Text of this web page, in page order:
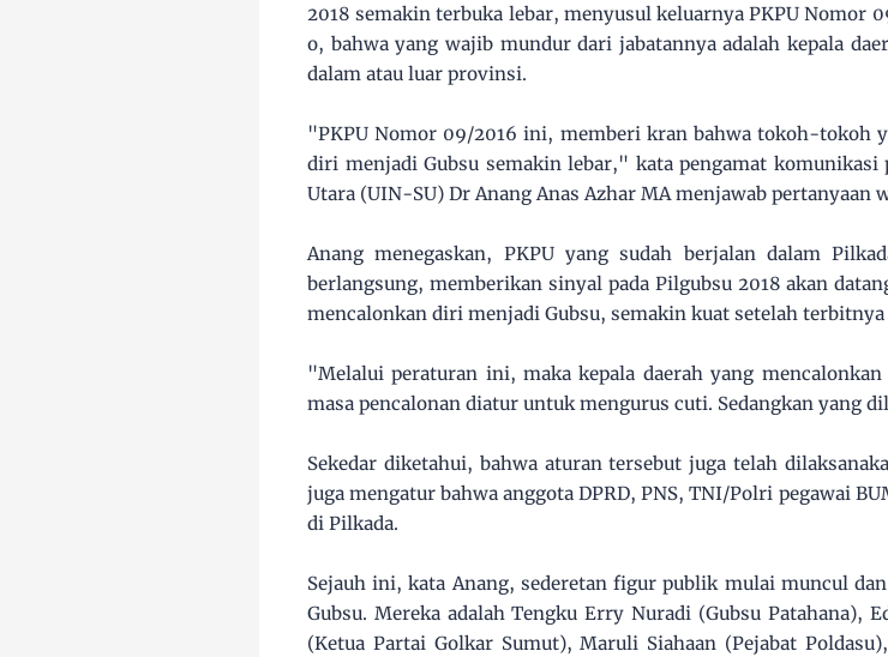
2018 semakin terbuka lebar, menyusul keluarnya PKPU Nomor
o, bahwa yang wajib mundur dari jabatannya adalah kepala
dalam atau luar provinsi.
"PKPU Nomor 09/2016 ini, memberi kran bahwa tokoh-tokoh
diri menjadi Gubsu semakin lebar," kata pengamat
Utara (UIN-SU) Dr Anang Anas Azhar MA menjawab pertanyaan
Anang menegaskan, PKPU yang sudah berjalan dalam
berlangsung, memberikan sinyal pada Pilgubsu 2018 akan
mencalonkan diri menjadi Gubsu, semakin kuat setelah
"Melalui peraturan ini, maka kepala daerah yang
masa pencalonan diatur untuk mengurus cuti. Sedangkan yang
Sekedar diketahui, bahwa aturan tersebut juga telah
juga mengatur bahwa anggota DPRD, PNS, TNI/Polri pegawai
di Pilkada.
Sejauh ini, kata Anang, sederetan figur publik mulai muncul
Gubsu. Mereka adalah Tengku Erry Nuradi (Gubsu Patahana),
(Ketua Partai Golkar Sumut), Maruli Siahaan (Pejabat